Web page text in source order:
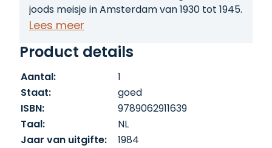
joods meisje in Amsterdam van 1930 tot 1945.
Lees meer
Product details
Aantal:
1
Staat:
goed
ISBN:
9789062911639
Taal:
NL
Jaar van uitgifte:
1984